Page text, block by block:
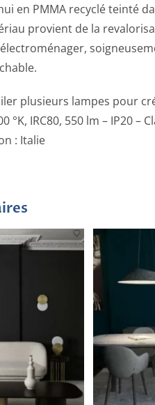
en PMMA recyclé teinté
provient de la
plusieurs lampes pour
°K, IRC80, 550 lm – IP20 –
: Italie